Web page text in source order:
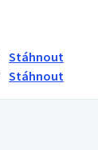
Stáhnout
Stáhnout